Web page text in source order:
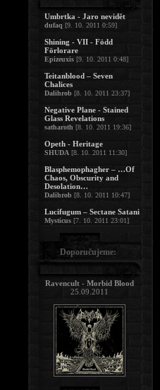
Umbrtka - Jaro nevidět
dufaq [9. 10. 2011 0:59]
Shining - VII - Född
Förlorare
Epizeuxis [9. 10. 2011 0:48]
Teitanblood – Seven
Chalices
Dalihrob [8. 10. 2011 23:37]
Negative Plane - Stained
Glass Revelations
satharoth [8. 10. 2011 19:36]
Opeth - Heritage
SHUDA [8. 10. 2011 11:30]
Blasphemophagher – …Of
Chaos, Obscurity and
Desolation…
Dalihrob [8. 10. 2011 10:47]
Lucifugum – Sectane Satani
Mysticus [7. 10. 2011 23:01]
Doporučujeme:
Ravencult - Morbid Blood
25.09.2011